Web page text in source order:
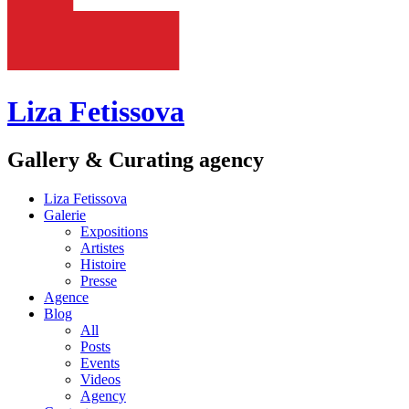
Liza Fetissova
Gallery & Curating agency
Liza Fetissova
Galerie
Expositions
Artistes
Histoire
Presse
Agence
Blog
All
Posts
Events
Videos
Agency